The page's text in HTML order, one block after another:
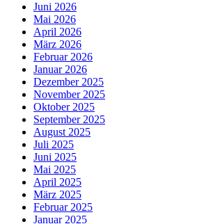
Juni 2026
Mai 2026
April 2026
März 2026
Februar 2026
Januar 2026
Dezember 2025
November 2025
Oktober 2025
September 2025
August 2025
Juli 2025
Juni 2025
Mai 2025
April 2025
März 2025
Februar 2025
Januar 2025